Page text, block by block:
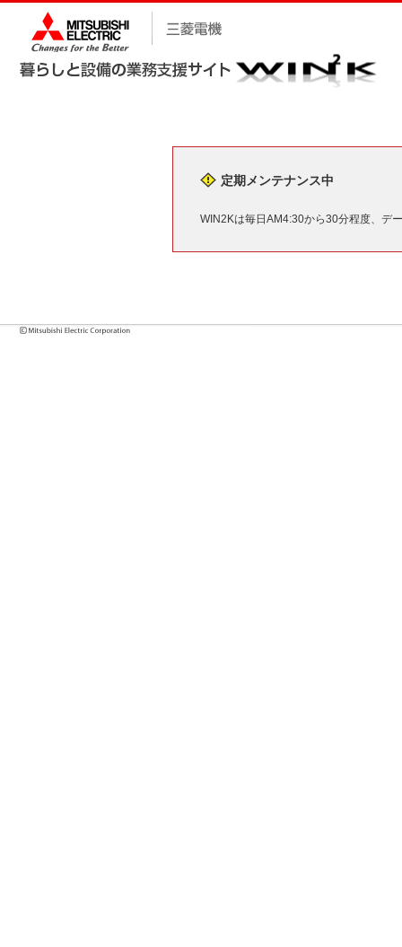
定期メンテナンス中
WIN2Kは毎日AM4:30から30分程度、デ